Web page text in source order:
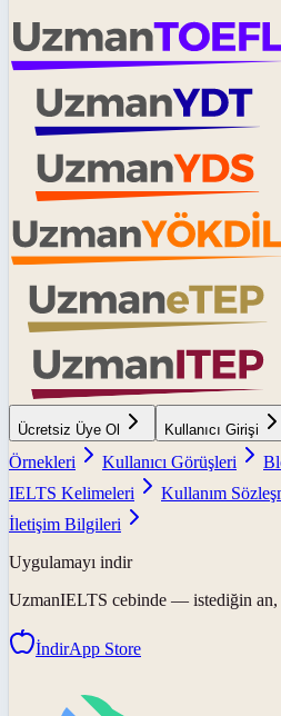
Ücretsiz Üye Ol Kullanıcı Girişi
Örnekleri
Kullanıcı Görüşleri
IELTS Kelimeleri
Kullanım
İletişim Bilgileri
Uygulamayı indir
UzmanIELTS cebinde — istediğin an,
İndirApp Store